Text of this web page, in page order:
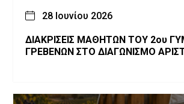
28 Ιουνίου 2026
ΔΙΑΚΡΙΣΕΙΣ ΜΑΘΗΤΩΝ ΤΟΥ 2ου
ΓΡΕΒΕΝΩΝ ΣΤΟ ΔΙΑΓΩΝΙΣΜΟ